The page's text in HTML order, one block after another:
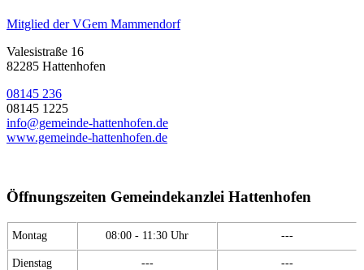
Mitglied der VGem Mammendorf
Valesistraße 16
82285 Hattenhofen
08145 236
08145 1225
info@gemeinde-hattenhofen.de
www.gemeinde-hattenhofen.de
Öffnungszeiten Gemeindekanzlei Hattenhofen
Montag 08:00 - 11:30 Uhr ---
Dienstag --- ---